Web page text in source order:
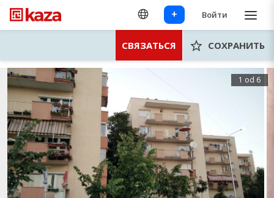
+ Войти
СВЯЗАТЬСЯ СОХРАНИТЬ
1 od 6